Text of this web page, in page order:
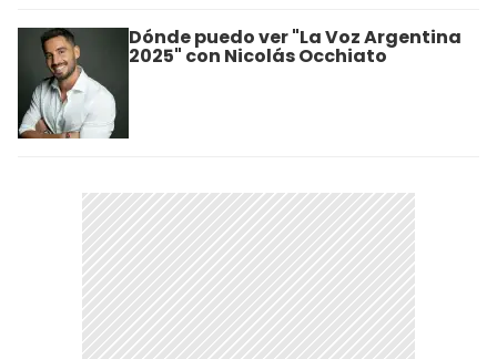
Dónde puedo ver "La Voz Argentina
2025" con Nicolás Occhiato